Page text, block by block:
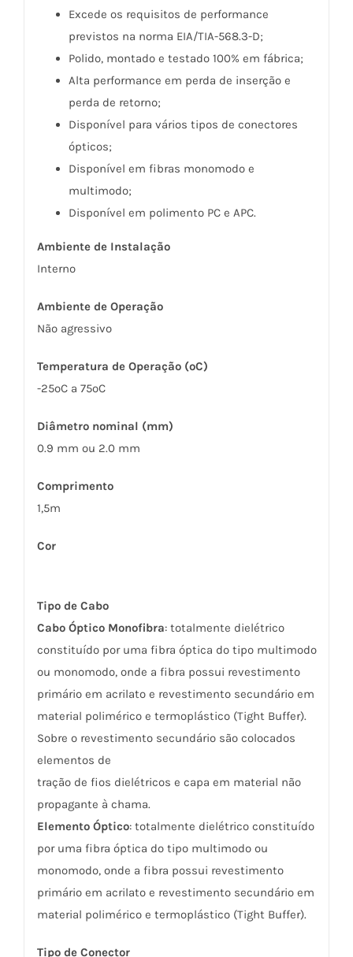
Excede os requisitos de performance
previstos na norma EIA/TIA-568.3-D;
Polido, montado e testado 100% em fábrica;
Alta performance em perda de inserção e
perda de retorno;
Disponível para vários tipos de conectores
ópticos;
Disponível em fibras monomodo e
multimodo;
Disponível em polimento PC e APC.
Ambiente de Instalação
Interno
Ambiente de Operação
Não agressivo
Temperatura de Operação (ºC)
-25ºC a 75ºC
Diâmetro nominal (mm)
0.9 mm ou 2.0 mm
Comprimento
1,5m
Cor
Tipo de Cabo
Cabo Óptico Monofibra: totalmente dielétrico
constituído por uma fibra óptica do tipo multimodo
ou monomodo, onde a fibra possui revestimento
primário em acrilato e revestimento secundário em
material polimérico e termoplástico (Tight Buffer).
Sobre o revestimento secundário são colocados
elementos de
tração de fios dielétricos e capa em material não
propagante à chama.
Elemento Óptico: totalmente dielétrico constituído
por uma fibra óptica do tipo multimodo ou
monomodo, onde a fibra possui revestimento
primário em acrilato e revestimento secundário em
material polimérico e termoplástico (Tight Buffer).
Tipo de Conector